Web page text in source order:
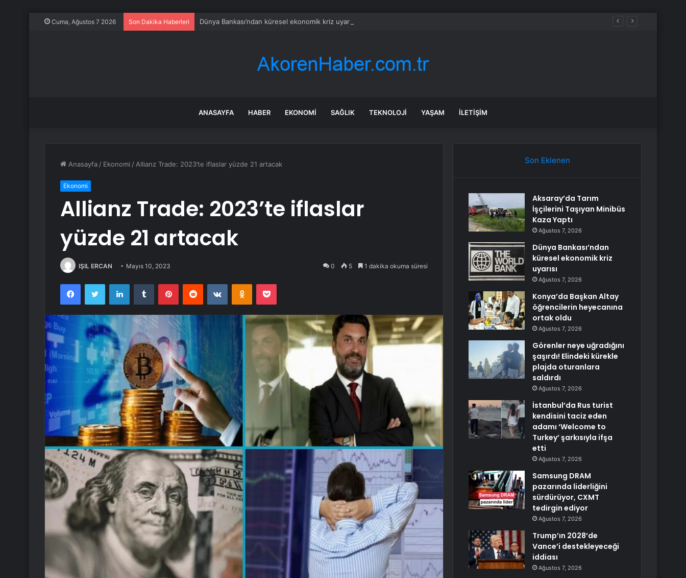
Cuma, Ağustos 7 2026 Son Dakika Haberleri Dünya Bankası’ndan küresel ekonomik kriz uyarısı
ANASAYFA HABER EKONOMI SAĞLIK TEKNOLOJI YAŞAM İLETIŞIM
Anasayfa / Ekonomi / Allianz Trade: 2023’te iflaslar yüzde 21 artacak
Ekonomi
Allianz Trade: 2023’te iflaslar
yüzde 21 artacak
IŞIL ERCAN Mayıs 10, 2023 0 5 1 dakika okuma süresi
FacebookTwitter LinkedInTumblr PinterestReddit VKontakteOdnoklassniki
Pocket
Son Eklenen
Aksaray’da Tarım
İşçilerini Taşıyan Minibüs
Kaza Yaptı
Ağustos 7, 2026
Dünya Bankası’ndan
küresel ekonomik kriz
uyarısı
Ağustos 7, 2026
Konya’da Başkan Altay
öğrencilerin heyecanına
ortak oldu
Ağustos 7, 2026
Görenler neye uğradığını
şaşırdı! Elindeki kürekle
plajda oturanlara
saldırdı
Ağustos 7, 2026
İstanbul’da Rus turist
kendisini taciz eden
adamı ‘Welcome to
Turkey’ şarkısıyla ifşa
etti
Ağustos 7, 2026
Samsung DRAM
pazarında liderliğini
sürdürüyor, CXMT
tedirgin ediyor
Ağustos 7, 2026
Trump’ın 2028’de
Vance’i destekleyeceği
iddiası
Ağustos 7, 2026